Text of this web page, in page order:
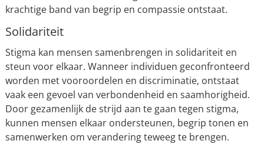
krachtige band van begrip en compassie ontstaat.
Solidariteit
Stigma kan mensen samenbrengen in solidariteit en
steun voor elkaar. Wanneer individuen geconfronteerd
worden met vooroordelen en discriminatie, ontstaat
vaak een gevoel van verbondenheid en saamhorigheid.
Door gezamenlijk de strijd aan te gaan tegen stigma,
kunnen mensen elkaar ondersteunen, begrip tonen en
samenwerken om verandering teweeg te brengen.